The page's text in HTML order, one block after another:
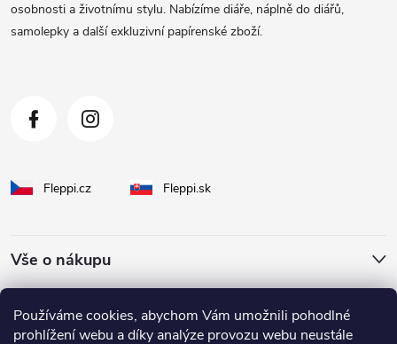
Používáme cookies, abychom Vám umožnili pohodlné
prohlížení webu a díky analýze provozu webu neustále
osobnosti a životnímu stylu. Nabízíme diáře, náplně do diářů,
samolepky a další exkluzivní papírenské zboží.
Fleppi.cz Fleppi.sk
Vše o nákupu
O Fleppi